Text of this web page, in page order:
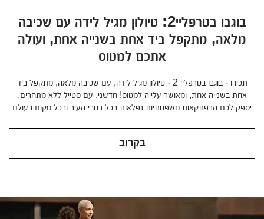
ספרו לי עוד
בוגבו בטרפליי2: טיולון מגיל לידה עם שכיבה
מלאה, מתקפל ביד אחת בשנייה אחת, ועולה
אתכם למטוס
תכירו - בוגבו בטרפליי 2 - טיולון מגיל לידה, עם שכיבה מלאה, מתקפל ביד
אחת בשנייה אחת, ומאושר עלייה למטוס! חדשני, עם סטייל ללא מתחרים,
יספק לכם הרפתקאות משפחתיות נפלאות בכל רחבי העיר ובכל מקום בעולם
בקרוב